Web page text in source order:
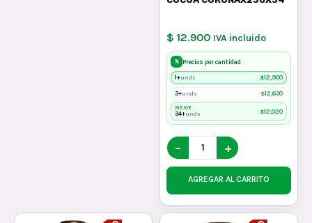
$ 12.900 IVA incluido
% Precios por cantidad
1+unds $12,900
3+unds $12,630
MEJOR
34+unds $12,020
− +
AGREGAR AL CARRITO